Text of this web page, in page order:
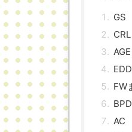
GS
CRL
FW
BPD
AC